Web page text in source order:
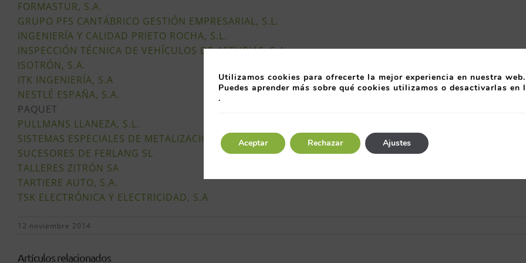
FORMASTUR, S.A.
GRUPO PFS CANTÁBRICO GESTIÓN EMPRESARIAL, S.L.
INGENIERÍA Y CALIDAD PRIETO ROCHA, S.L.
INSPECCIÓN TÉCNICA DE VEHÍCULOS DE ASTURIAS, S.A.
ISOTRÓN, S.A.
ITK INGENIERÍA, S.A
NESTLÉ ESPAÑA, S.A.
PAQUET
PULLMANS LLANEZA, S.L.
SISTEMAS ESPECIALES DE METALIZACIÓN, S.A
.
SUCESORES DE FERLANG SL
TALLERES ZITRÓN SA
TARTIERE AUTO, S.A.
TSK ELECTRÓNICA Y ELECTRICIDAD, S.A
12 noviembre 2014
Artículos relacionados
Utilizamos cookies para ofrecerte la mejor experiencia en nuestra web.
Puedes aprender más sobre qué cookies utilizamos o desactivarlas en
.
Aceptar Rechazar Ajustes